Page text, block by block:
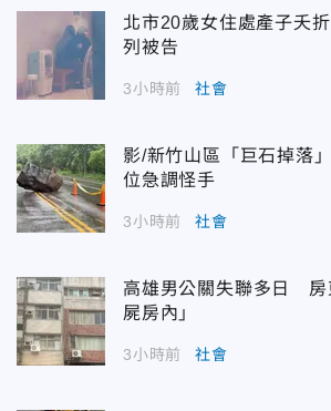
北市20歲女住處產子夭
列被告
3小時前 社會
影/新竹山區「巨石掉落
位急調怪手
3小時前 社會
高雄男公關失聯多日 房
屍房內」
3小時前 社會